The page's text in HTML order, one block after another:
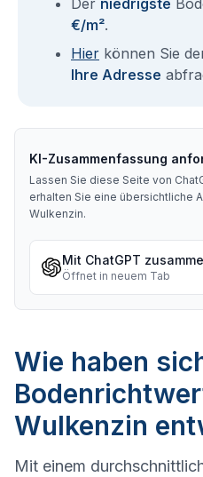
Der niedrigste
€/m².
Hier können Sie
Ihre Adresse
KI-Zusammenfassung
Lassen Sie diese Seite von
erhalten Sie eine übersichtliche
Wulkenzin.
Mit ChatGPT
Öffnet in neuem Tab
Wie haben
Wulkenzin
Mit einem